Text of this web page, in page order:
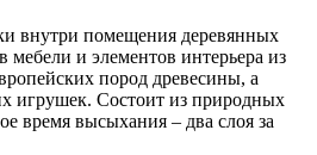
внутри помещения деревянных
мебели и элементов интерьера из
пород древесины, а
игрушек. Состоит из природных
время высыхания – два слоя за